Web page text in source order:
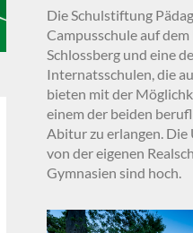
Die Schulstiftung
Campusschule auf
Schlossberg und eine
Internatsschulen, die
bieten mit der
einem der beiden
Abitur zu erlangen.
von der eigenen
Gymnasien sind hoch.